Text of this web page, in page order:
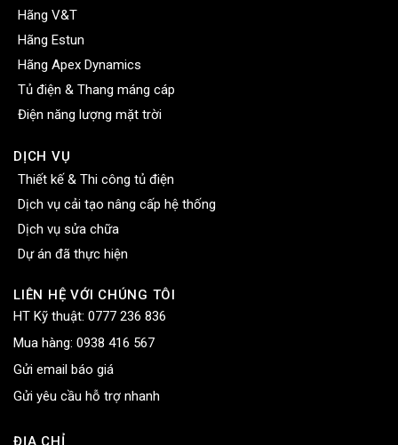
Hãng V&T
Hãng Estun
Hãng Apex Dynamics
Tủ điện & Thang máng cáp
Điện năng lượng mặt trời
DỊCH VỤ
Thiết kế & Thi công tủ điện
Dịch vụ cải tạo nâng cấp hệ thống
Dịch vụ sửa chữa
Dự án đã thực hiện
LIÊN HỆ VỚI CHÚNG TÔI
HT Kỹ thuật: 0777 236 836
Mua hàng: 0938 416 567
Gửi email báo giá
Gửi yêu cầu hỗ trợ nhanh
ĐỊA CHỈ